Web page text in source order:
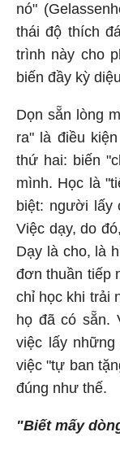
nó"
thái độ thích
trình này cho
biến đầy kỳ
Dọn sẵn lòng
ra" là điều
thứ hai: biến
mình. Học là
biệt: người lấy
Việc dạy, do
Dạy là cho, là
đơn thuần tiếp
chỉ học khi trải
họ đã có sẵn.
việc lấy
việc "tự ban
đúng như thế.
"Biết mấy